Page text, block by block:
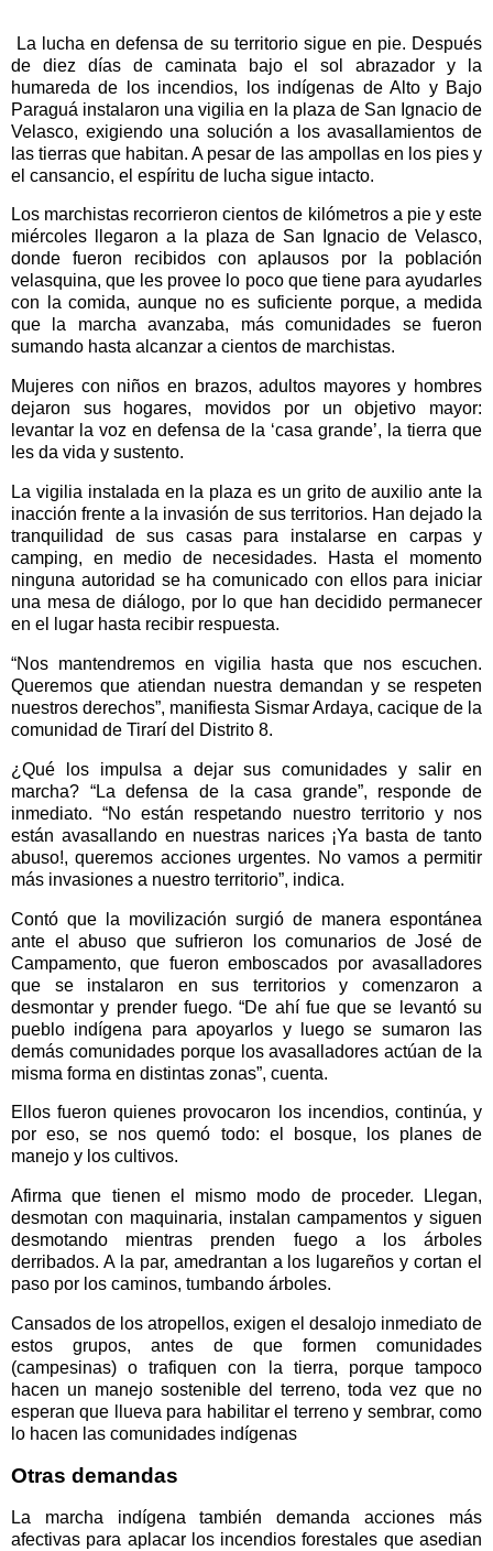
La lucha en defensa de su territorio sigue en pie. Después
de diez días de caminata bajo el sol abrazador y la
humareda de los incendios, los indígenas de Alto y Bajo
Paraguá instalaron una vigilia en la plaza de San Ignacio de
Velasco, exigiendo una solución a los avasallamientos de
las tierras que habitan. A pesar de las ampollas en los pies y
el cansancio, el espíritu de lucha sigue intacto.
Los marchistas recorrieron cientos de kilómetros a pie y este
miércoles llegaron a la plaza de San Ignacio de Velasco,
donde fueron recibidos con aplausos por la población
velasquina, que les provee lo poco que tiene para ayudarles
con la comida, aunque no es suficiente porque, a medida
que la marcha avanzaba, más comunidades se fueron
sumando hasta alcanzar a cientos de marchistas.
Mujeres con niños en brazos, adultos mayores y hombres
dejaron sus hogares, movidos por un objetivo mayor:
levantar la voz en defensa de la ‘casa grande’, la tierra que
les da vida y sustento.
La vigilia instalada en la plaza es un grito de auxilio ante la
inacción frente a la invasión de sus territorios. Han dejado la
tranquilidad de sus casas para instalarse en carpas y
camping, en medio de necesidades. Hasta el momento
ninguna autoridad se ha comunicado con ellos para iniciar
una mesa de diálogo, por lo que han decidido permanecer
en el lugar hasta recibir respuesta.
“Nos mantendremos en vigilia hasta que nos escuchen.
Queremos que atiendan nuestra demandan y se respeten
nuestros derechos”, manifiesta Sismar Ardaya, cacique de la
comunidad de Tirarí del Distrito 8.
¿Qué los impulsa a dejar sus comunidades y salir en
marcha? “La defensa de la casa grande”, responde de
inmediato. “No están respetando nuestro territorio y nos
están avasallando en nuestras narices ¡Ya basta de tanto
abuso!, queremos acciones urgentes. No vamos a permitir
más invasiones a nuestro territorio”, indica.
Contó que la movilización surgió de manera espontánea
ante el abuso que sufrieron los comunarios de José de
Campamento, que fueron emboscados por avasalladores
que se instalaron en sus territorios y comenzaron a
desmontar y prender fuego. “De ahí fue que se levantó su
pueblo indígena para apoyarlos y luego se sumaron las
demás comunidades porque los avasalladores actúan de la
misma forma en distintas zonas”, cuenta.
Ellos fueron quienes provocaron los incendios, continúa, y
por eso, se nos quemó todo: el bosque, los planes de
manejo y los cultivos.
Afirma que tienen el mismo modo de proceder. Llegan,
desmotan con maquinaria, instalan campamentos y siguen
desmotando mientras prenden fuego a los árboles
derribados. A la par, amedrantan a los lugareños y cortan el
paso por los caminos, tumbando árboles.
Cansados de los atropellos, exigen el desalojo inmediato de
estos grupos, antes de que formen comunidades
(campesinas) o trafiquen con la tierra, porque tampoco
hacen un manejo sostenible del terreno, toda vez que no
esperan que llueva para habilitar el terreno y sembrar, como
lo hacen las comunidades indígenas
Otras demandas
La marcha indígena también demanda acciones más
afectivas para aplacar los incendios forestales que asedian